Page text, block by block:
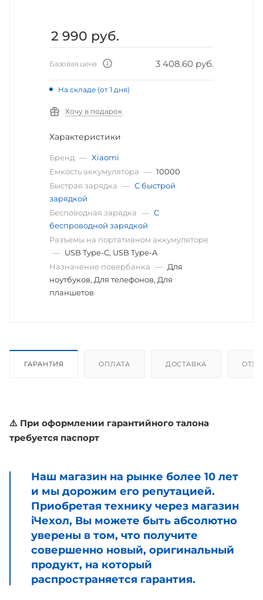
2 990 руб.
Базовая цена 3 408.60 руб.
На складе (от 1 дня)
Хочу в подарок
Характеристики
Бренд — Xiaomi
Емкость аккумулятора — 10000
Быстрая зарядка — С быстрой
зарядкой
Бесповодная зарядка — С
беспроводной зарядкой
Разъемы на портативном аккумуляторе
— USB Type-C, USB Type-A
Назначение повербанка — Для
ноутбуков, Для телефонов, Для
планшетов
ГАРАНТИЯ ОПЛАТА ДОСТАВКА
⚠️ При оформлении гарантийного талона
требуется паспорт
Наш магазин на рынке более 10 лет
и мы дорожим его репутацией.
Приобретая технику через магазин
iЧехол, Вы можете быть абсолютно
уверены в том, что получите
совершенно новый, оригинальный
продукт, на который
распространяется гарантия.